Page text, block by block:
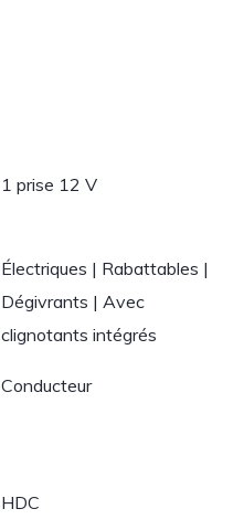
1 prise 12 V
Électriques | Rabattables |
Dégivrants | Avec
clignotants intégrés
Conducteur
HDC